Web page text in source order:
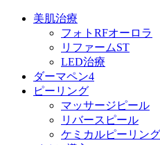
美肌治療
フォトRFオーロラ
リファームST
LED治療
ダーマペン4
ピーリング
マッサージピール
リバースピール
ケミカルピーリング